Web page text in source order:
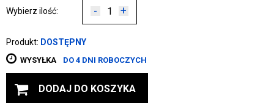
Wybierz ilość: - +
Produkt: DOSTĘPNY
WYSYŁKA DO 4 DNI ROBOCZYCH
DODAJ DO KOSZYKA